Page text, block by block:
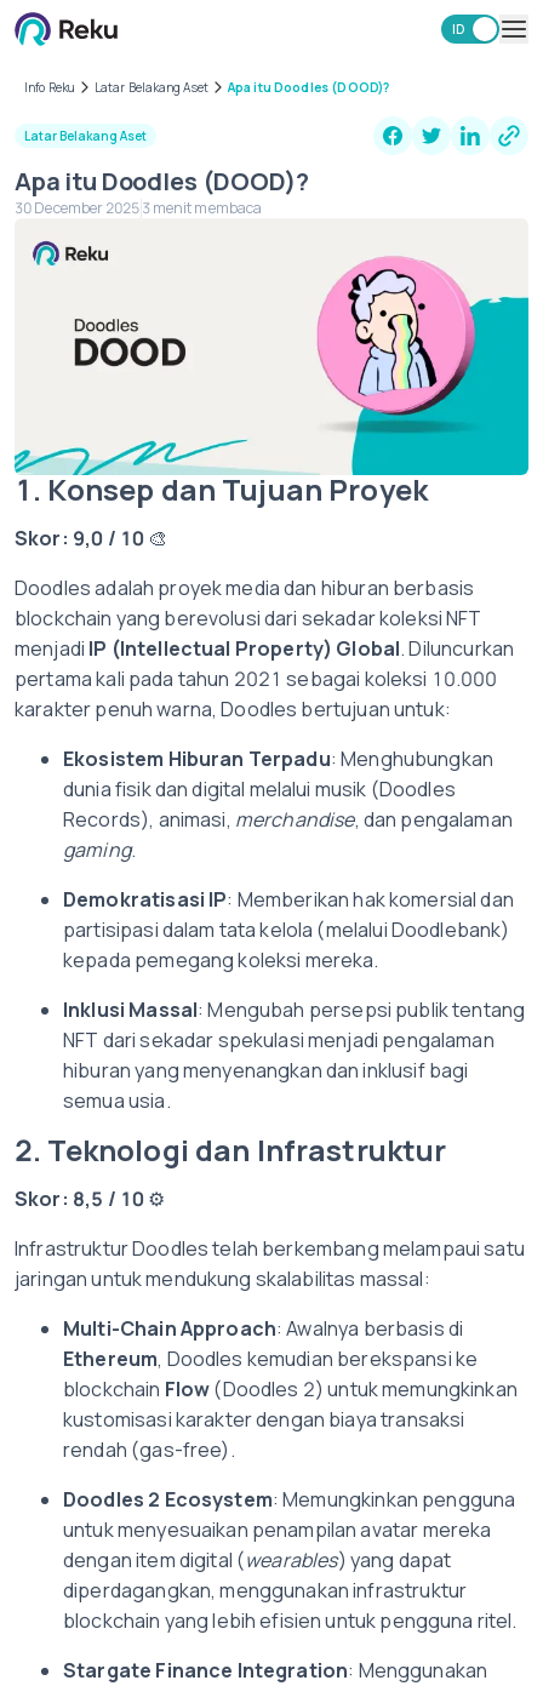
EN
ID
Learning Hub
Keamanan
Biaya
Lainnya
Unduh Aplikasi Reku
Info Reku Latar Belakang Aset Apa itu Doodles (DOOD)?
Latar Belakang Aset
Apa itu Doodles (DOOD)?
30 December 20253 menit membaca
1. Konsep dan Tujuan Proyek
Skor: 9,0 / 10 🎨
Doodles adalah proyek media dan hiburan berbasis
blockchain yang berevolusi dari sekadar koleksi NFT
menjadi IP (Intellectual Property) Global. Diluncurkan
pertama kali pada tahun 2021 sebagai koleksi 10.000
karakter penuh warna, Doodles bertujuan untuk:
Ekosistem Hiburan Terpadu: Menghubungkan
dunia fisik dan digital melalui musik (Doodles
Records), animasi, merchandise, dan pengalaman
gaming.
Demokratisasi IP: Memberikan hak komersial dan
partisipasi dalam tata kelola (melalui Doodlebank)
kepada pemegang koleksi mereka.
Inklusi Massal: Mengubah persepsi publik tentang
NFT dari sekadar spekulasi menjadi pengalaman
hiburan yang menyenangkan dan inklusif bagi
semua usia.
2. Teknologi dan Infrastruktur
Skor: 8,5 / 10 ⚙️
Infrastruktur Doodles telah berkembang melampaui satu
jaringan untuk mendukung skalabilitas massal:
Multi-Chain Approach: Awalnya berbasis di
Ethereum, Doodles kemudian berekspansi ke
blockchain Flow(Doodles 2) untuk memungkinkan
kustomisasi karakter dengan biaya transaksi
rendah (gas-free).
Doodles 2 Ecosystem: Memungkinkan pengguna
untuk menyesuaikan penampilan avatar mereka
dengan item digital (wearables) yang dapat
diperdagangkan, menggunakan infrastruktur
blockchain yang lebih efisien untuk pengguna ritel.
Stargate Finance Integration: Menggunakan